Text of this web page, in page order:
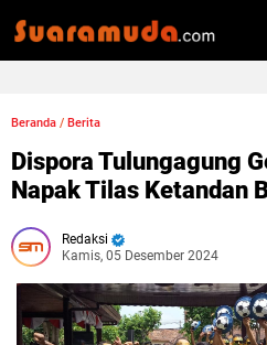
Beranda / Berita
Dispora Tulungagung
Napak Tilas Ketandan
Redaksi
Kamis, 05 Desember 2024